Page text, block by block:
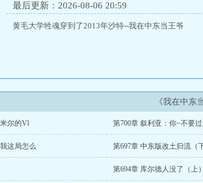
最后更新：2026-08-06 20:59
黄毛大学牲魂穿到了2013年沙特--我在中东当王爷
《我在中东
尔的Vl 第700章 叙利亚：你~不要过
这局怎么 第697章 中东版改土归流（下
第694章 库尔德人没了（上）